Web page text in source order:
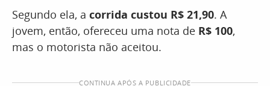
Segundo ela, a corrida custou R$ 21,90. A
jovem, então, ofereceu uma nota de R$ 100,
mas o motorista não aceitou.
CONTINUA APÓS A PUBLICIDADE